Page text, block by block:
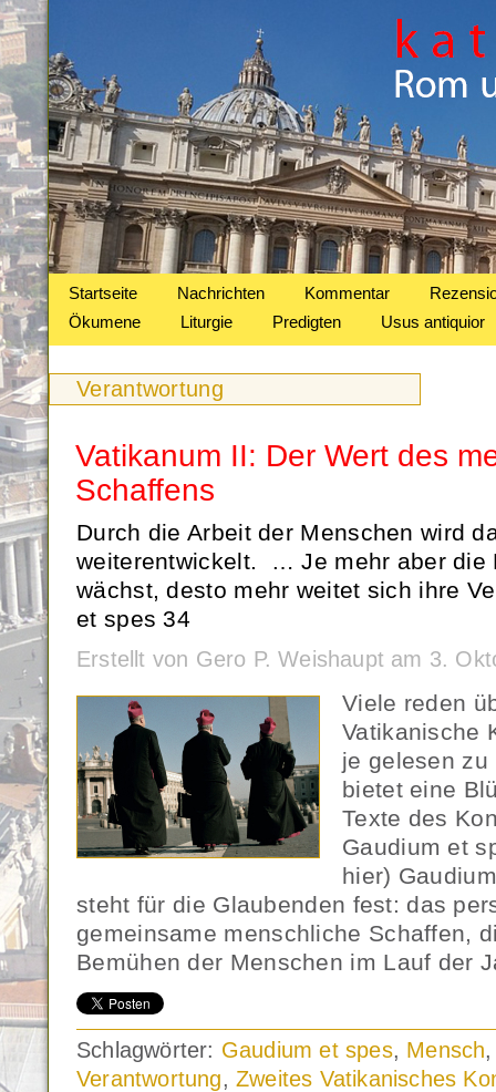
Startseite Nachrichten Kommentar
Ökumene
Liturgie Predigten Usus antiquior
Verantwortung
Vatikanum II: Der Wert des
Schaffens
Durch die Arbeit der Menschen wird
weiterentwickelt. … Je mehr aber die
wächst, desto mehr weitet sich ihre
et spes 34
Erstellt von Gero P. Weishaupt am 3.
Viele reden
Vatikanische
je gelesen zu
bietet eine
Texte des
Gaudium et
hier)
steht für die Glaubenden fest: das
gemeinsame menschliche Schaffen,
Bemühen der Menschen im Lauf der
Schlagwörter: Gaudium et spes, Mensch
Verantwortung,Zweites Vatikanisches